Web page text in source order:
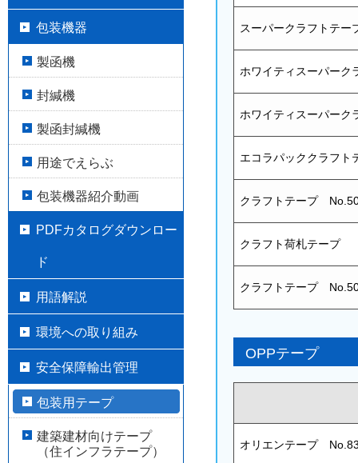
スーパークラフトテ
ホワイティスーパー
ホワイティスーパー
エコラパッククラフ
クラフトテープ
クラフト荷札テープ
クラフトテープ
OPPテープ
オリエンテープ
包装機器
製函機
封緘機
製函封緘機
用途でえらぶ
包装機器紹介動画
PDFカタログダウンロー
ド
用語解説
環境への取り組み
安全保障輸出管理
包装用テープ
建築建材向けテープ
（住インフラテープ）